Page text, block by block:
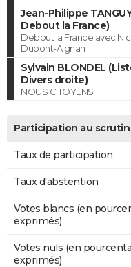
Jean-Philippe
Debout la France)
Debout la France avec
Dupont-Aignan
Sylvain BLONDEL
Divers droite)
NOUS CITOYENS
Participation au scrutin
Taux de participation
Taux d'abstention
Votes blancs (en
exprimés)
Votes nuls (en
exprimés)